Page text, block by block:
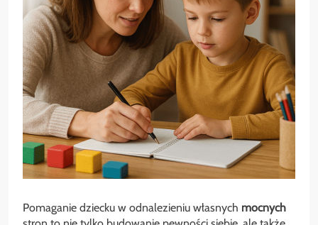
Pomaganie dziecku w odnalezieniu własnych mocnych